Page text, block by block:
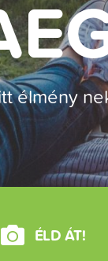
élmény
ÉLD ÁT!